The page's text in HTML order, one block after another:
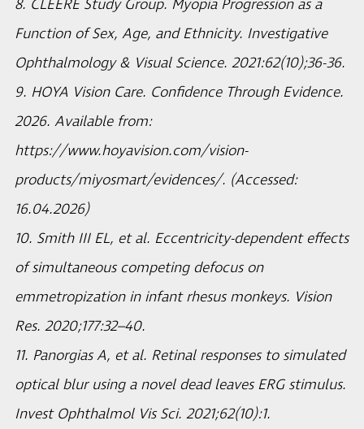
8. CLEERE Study Group. Myopia Progression as a
Function of Sex, Age, and Ethnicity. Investigative
Ophthalmology & Visual Science. 2021:62(10);36-36.
9. HOYA Vision Care. Confidence Through Evidence.
2026. Available from:
https://www.hoyavision.com/vision-
products/miyosmart/evidences/. (Accessed:
16.04.2026)
10. Smith III EL, et al. Eccentricity-dependent effects
of simultaneous competing defocus on
emmetropization in infant rhesus monkeys. Vision
Res. 2020;177:32–40.
11. Panorgias A, et al. Retinal responses to simulated
optical blur using a novel dead leaves ERG stimulus.
Invest Ophthalmol Vis Sci. 2021;62(10):1.